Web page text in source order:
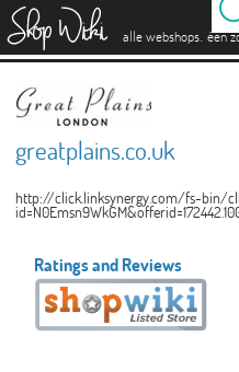
alle webshops. één
greatplains.co.uk
http://click.linksynergy.com/fs-bin/
Ratings and Reviews